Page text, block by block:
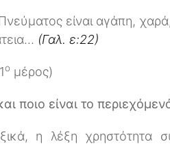
είναι αγάπη,
(Γαλ. ε:22)
o μέρος)
ποιο είναι το
η λέξη χρηστότητα